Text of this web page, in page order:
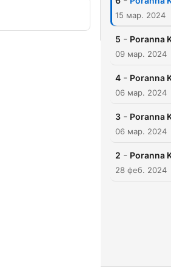
15 мар. 2024
5 - Poranna
09 мар. 2024
4 - Poranna
06 мар. 2024
3 - Poranna
06 мар. 2024
2 - Poranna
28 феб. 2024